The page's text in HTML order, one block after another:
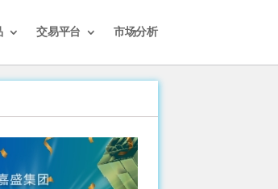
交易平台 市场分析